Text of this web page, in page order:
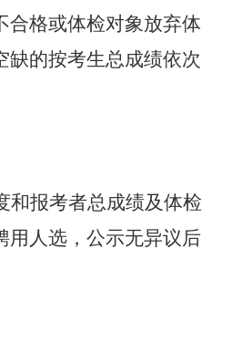
合格或体检对象放弃体
缺的按考生总成绩依次
和报考者总成绩及体检
用人选，公示无异议后